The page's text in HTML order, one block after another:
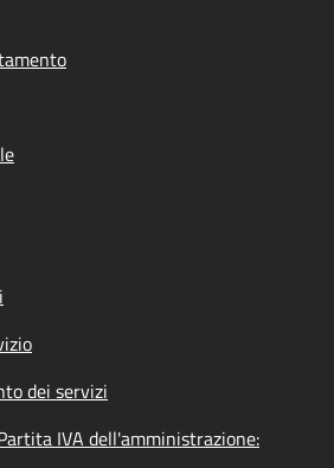
dei servizi
IVA dell'amministrazione: